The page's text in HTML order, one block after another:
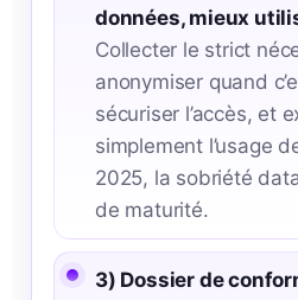
données, mieux
Collecter le strict
anonymiser quand
sécuriser l’accès, et
simplement l’usage
2025, la sobriété
de maturité.
3) Dossier de